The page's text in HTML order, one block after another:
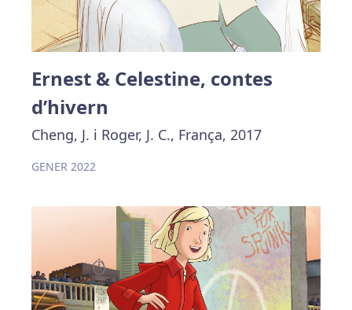
Ernest & Celestine, contes
d’hivern
Cheng, J. i Roger, J. C., França, 2017
GENER 2022